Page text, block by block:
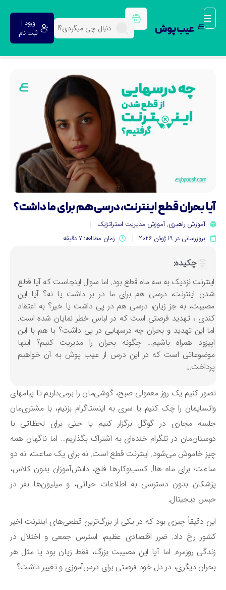
عیب پوش
ورود |
ثبت نام
بحران قطع اینترنت، درسی هم برای ما داشت؟
آموزش راهبری,آموزش مدیریت استراتژیک
بروزرسانی در 19 ژوئن 2026
زمان مطالعه: 7 دقیقه
چکیده:
نزدیک به سه ماه قطع بود. اما سوال اینجاست که آیا قطع
اینترنت، درسی هم برای ما در بر داشت یا نه؟ آیا این
به جز زیان، درسی هم در پی داشت یا خیر؟ به اعتقاد
، تهدید فرصتی است که در لباس خطر نمایان شده است.
این تهدید و بحران چه درسهایی در پی داشت؟ با هم با این
همراه باشیم... چگونه بحران را مدیریت کنیم؟ اینها
است که در این درس از عیب پوش به آن خواهیم
کنیم یک روز معمولی صبح، گوشی‌مان را برمی‌داریم تا پبامهای
را چک کنیم یا سری به اینستاگرام بزنیم، با مشتری‌مان
مجازی در گوگل برگزار کنیم یا حتی برای لحظاتی با
در تلگرام خنده‌ای به اشتراک بگذاریم… اما ناگهان همه
خاموش می‌شود. اینترنت قطع است. نه برای یک ساعت، نه دو
برای ماه ها!. کسب‌وکارها فلج، دانش‌آموزان بدون کلاس،
بدون دسترسی به اطلاعات حیاتی، و میلیون‌ها نفر در
دیجیتال.
دقیقاً چیزی بود که در یکی از بزرگ‌ترین قطعی‌های اینترنت اخیر
رخ داد. ضرر اقتصادی عظیم، استرس جمعی و اختلال در
روزمره. اما آیا این مصیبت بزرگ، فقط زیان بود یا مثل هر
دیگری، در دل خود فرصتی برای درس‌آموزی و تغییر داشت؟